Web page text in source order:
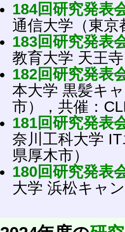
184回研究発表
通信大学（東京
183回研究発表
教育大学 天王
182回研究発表
本大学 黒髪キ
市），共催：
181回研究発表
奈川工科大学
県厚木市）
180回研究発表
大学 浜松キャ